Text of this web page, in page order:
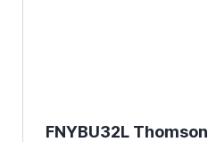
FNYBU32L Thomson